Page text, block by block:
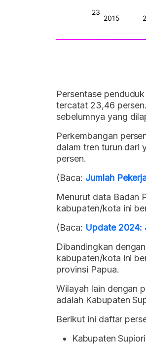
Persentase
tercatat 23,46
sebelumnya yang
Perkembangan
dalam tren turun dari
persen.
(Baca: Jumlah
Menurut data Badan
kabupaten/kota ini
(Baca: Update 2024:
Dibandingkan
kabupaten/kota ini
provinsi Papua.
Wilayah lain dengan
adalah Kabupaten
Berikut ini daftar
Kabupaten